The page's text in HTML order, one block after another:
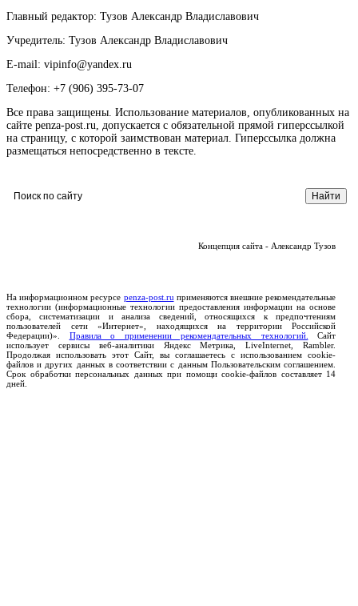
Главный редактор: Тузов Александр Владиславович
Учредитель: Тузов Александр Владиславович
E-mail: vipinfo@yandex.ru
Телефон: +7 (906) 395-73-07
Все права защищены. Использование материалов, опубликованных на
сайте penza-post.ru, допускается с обязательной прямой гиперссылкой
на страницу, с которой заимствован материал. Гиперссылка должна
размещаться непосредственно в тексте.
Концепция сайта - Александр Тузов
На информационном ресурсе penza-post.ru применяются внешние рекомендательные
технологии (информационные технологии предоставления информации на основе
сбора, систематизации и анализа сведений, относящихся к предпочтениям
пользователей сети «Интернет», находящихся на территории Российской
Федерации)». Правила о применении рекомендательных технологий.
Сайт
использует сервисы веб-аналитики Яндекс Метрика, LiveInternet, Rambler.
Продолжая использовать этот Сайт, вы соглашаетесь с использованием cookie-
файлов и других данных в соответствии с данным Пользовательским соглашением.
Срок обработки персональных данных при помощи cookie-файлов составляет 14
дней.